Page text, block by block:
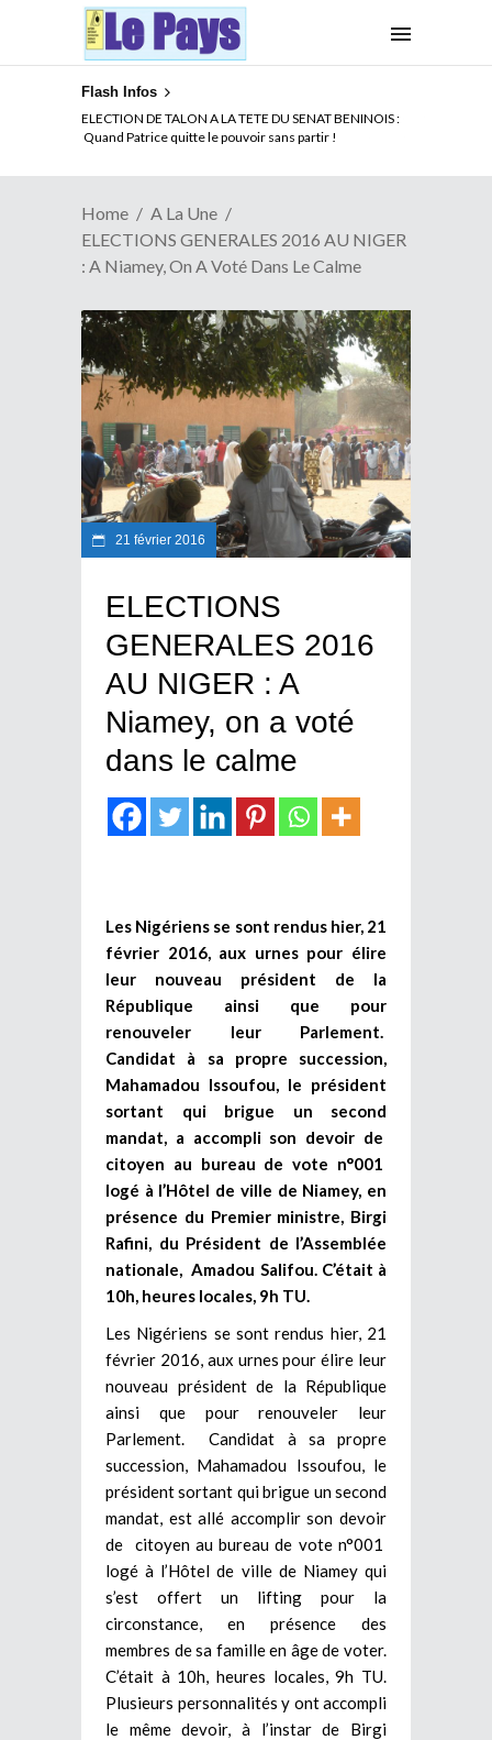
Flash Infos
ELECTION DE TALON A LA TETE DU SENAT BENINOIS :
Quand Patrice quitte le pouvoir sans partir !
Home
A La Une
ELECTIONS GENERALES 2016 AU NIGER
: A Niamey, On A Voté Dans Le Calme
21 février 2016
ELECTIONS
GENERALES 2016
AU NIGER : A
Niamey, on a voté
dans le calme
Les Nigériens se sont rendus hier, 21
février 2016, aux urnes pour élire
leur nouveau président de la
République ainsi que pour
renouveler leur Parlement.
Candidat à sa propre succession,
Mahamadou Issoufou, le président
sortant qui brigue un second
mandat, a accompli son devoir de
citoyen au bureau de vote n°001
logé à l’Hôtel de ville de Niamey, en
présence du Premier ministre, Birgi
Rafini, du Président de l’Assemblée
nationale, Amadou Salifou. C’était à
10h, heures locales, 9h TU.
Les Nigériens se sont rendus hier, 21
février 2016, aux urnes pour élire leur
nouveau président de la République
ainsi que pour renouveler leur
Parlement. Candidat à sa propre
succession, Mahamadou Issoufou, le
président sortant qui brigue un second
mandat, est allé accomplir son devoir
de citoyen au bureau de vote n°001
logé à l’Hôtel de ville de Niamey qui
s’est offert un lifting pour la
circonstance, en présence des
membres de sa famille en âge de voter.
C’était à 10h, heures locales, 9h TU.
Plusieurs personnalités y ont accompli
le même devoir, à l’instar de Birgi